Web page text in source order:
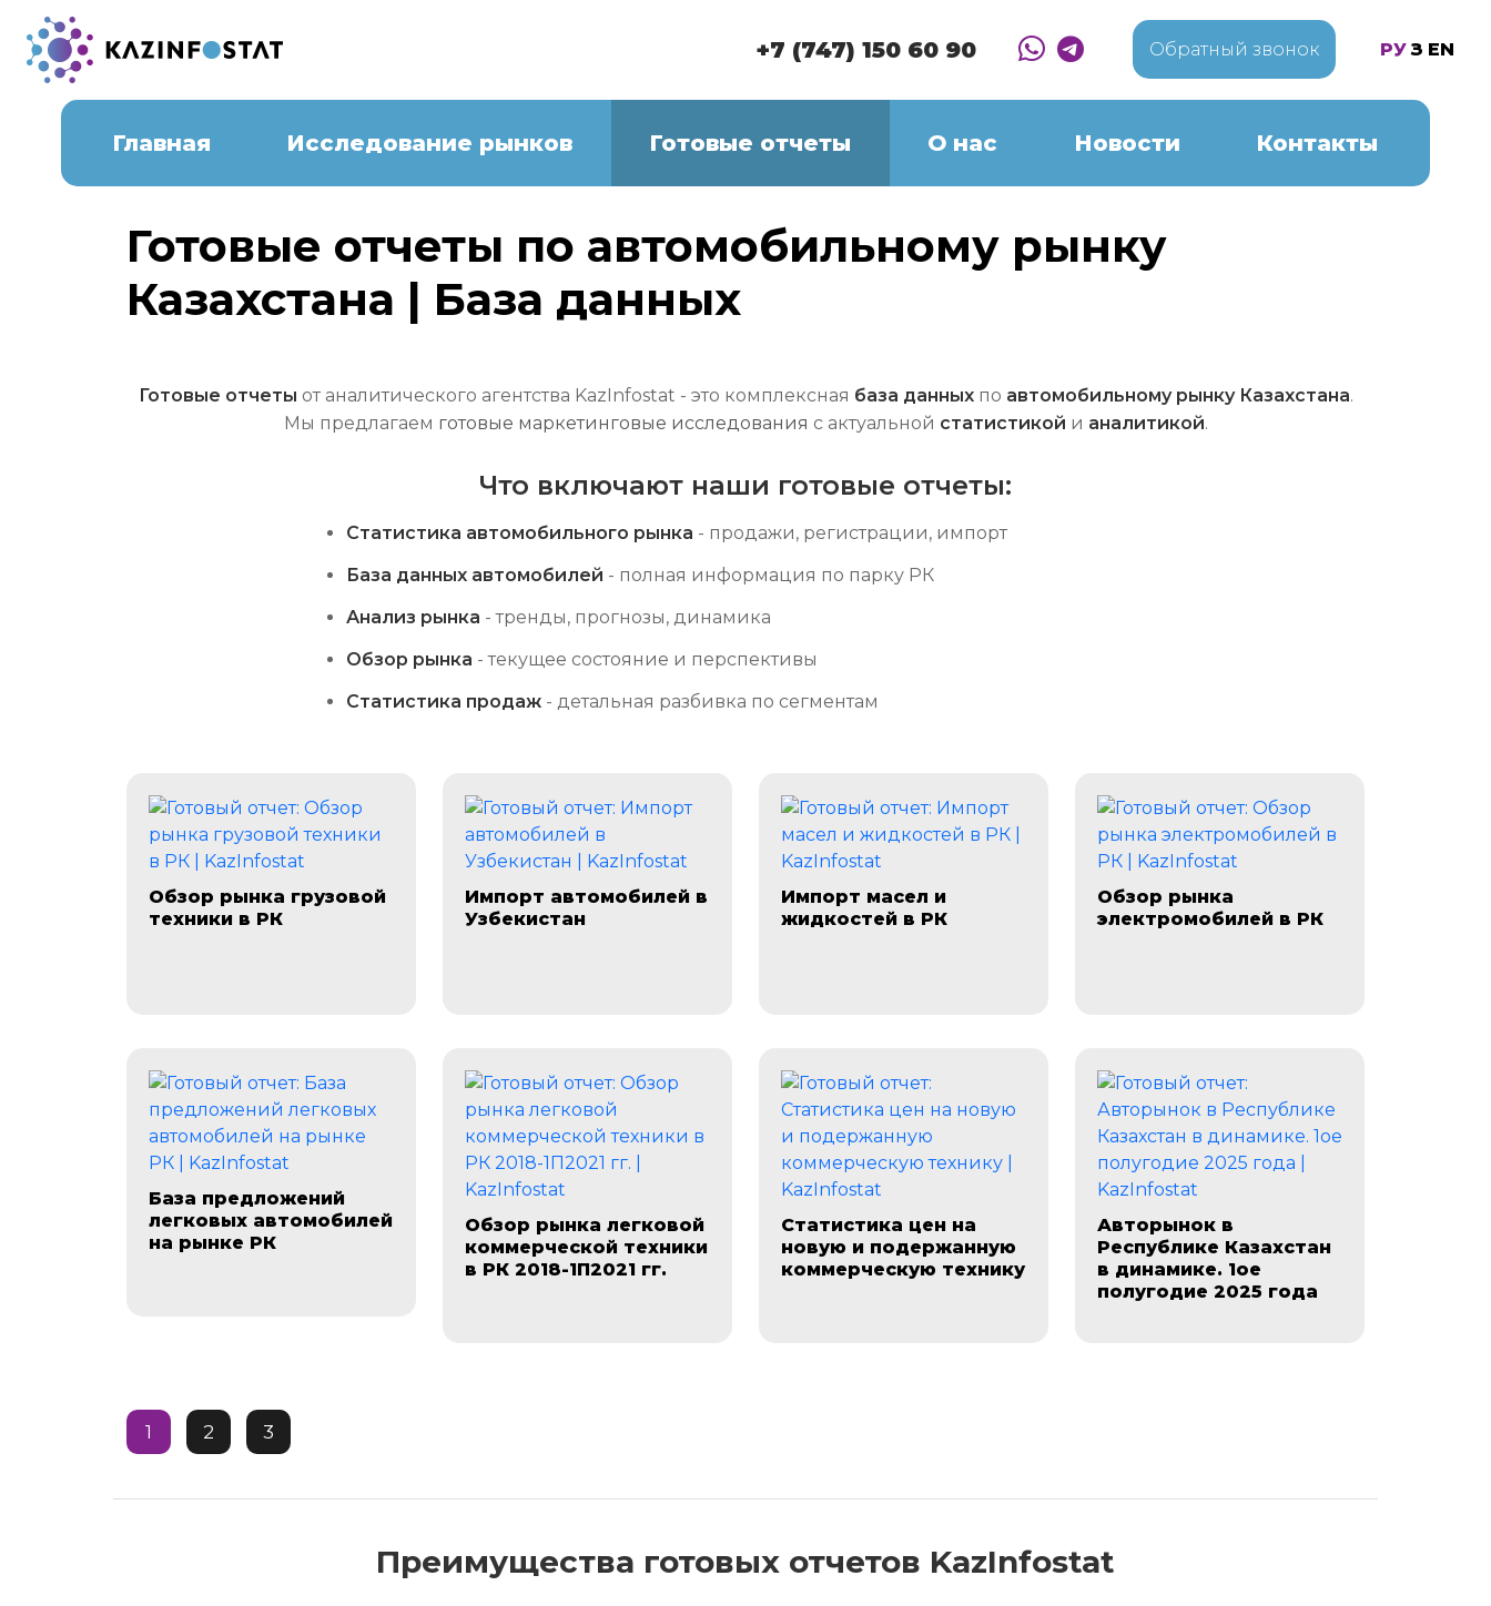
+7 (747) 150 60 90 Обратный звонок РУ ҚЗ EN
Главная Исследование рынков Готовые отчеты О нас Новости Контакты
Готовые отчеты по автомобильному рынку
Казахстана | База данных
Готовые отчеты от аналитического агентства KazInfostat - это комплексная база данныхпо автомобильному рынку Казахстана.
Мы предлагаем готовые маркетинговые исследования с актуальной статистикой и аналитикой.
Что включают наши готовые отчеты:
Статистика автомобильного рынка - продажи, регистрации, импорт
База данных автомобилей - полная информация по парку РК
Анализ рынка - тренды, прогнозы, динамика
Обзор рынка - текущее состояние и перспективы
Статистика продаж - детальная разбивка по сегментам
Обзор рынка грузовой
техники в РК
Импорт автомобилей в
Узбекистан
Импорт масел и
жидкостей в РК
Обзор рынка
электромобилей в РК
База предложений
легковых автомобилей
на рынке РК
Обзор рынка легковой
коммерческой техники
в РК 2018-1П2021 гг.
Статистика цен на
новую и подержанную
коммерческую технику
Авторынок в
Республике Казахстан
в динамике. 1ое
полугодие 2025 года
1 2 3
Преимущества готовых отчетов KazInfostat